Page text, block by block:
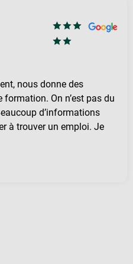
nous donne des
On n’est pas du
d’informations
à trouver un emploi. Je